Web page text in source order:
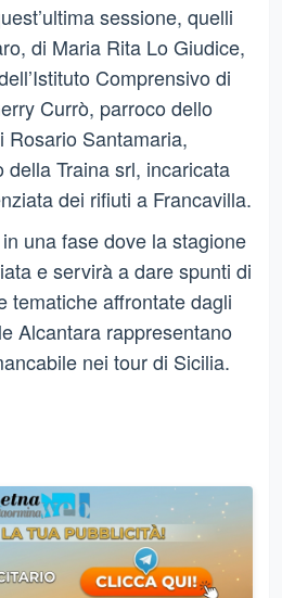
sessione, quelli
di Maria Rita Lo Giudice,
Comprensivo di
Currò, parroco dello
Rosario Santamaria,
della Traina srl, incaricata
dei rifiuti a Francavilla.
una fase dove la stagione
e servirà a dare spunti di
tematiche affrontate dagli
Alcantara rappresentano
nei tour di Sicilia.